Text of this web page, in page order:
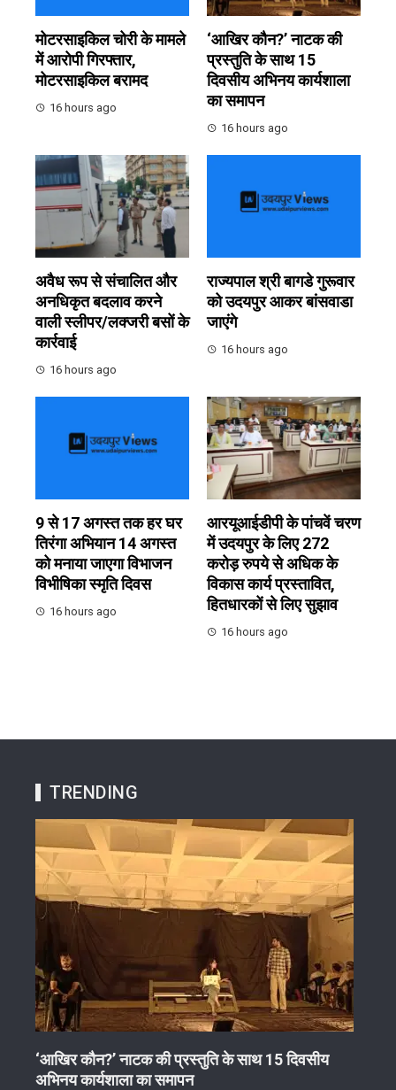
मोटरसाइकिल चोरी के मामले
में आरोपी गिरफ्तार,
मोटरसाइकिल बरामद
16 hours ago
‘आखिर कौन?’ नाटक की
प्रस्तुति के साथ 15
दिवसीय अभिनय कार्यशाला
का समापन
16 hours ago
अवैध रूप से संचालित और
अनधिकृत बदलाव करने
वाली स्लीपर/लक्जरी बसों के
कार्रवाई
16 hours ago
राज्यपाल श्री बागडे गुरूवार
को उदयपुर आकर बांसवाडा
जाएंगे
16 hours ago
9 से 17 अगस्त तक हर घर
तिरंगा अभियान 14 अगस्त
को मनाया जाएगा विभाजन
विभीषिका स्मृति दिवस
16 hours ago
आरयूआईडीपी के पांचवें चरण
में उदयपुर के लिए 272
करोड़ रुपये से अधिक के
विकास कार्य प्रस्तावित,
हितधारकों से लिए सुझाव
16 hours ago
TRENDING
‘आखिर कौन?’ नाटक की प्रस्तुति के साथ 15 दिवसीय
अभिनय कार्यशाला का समापन